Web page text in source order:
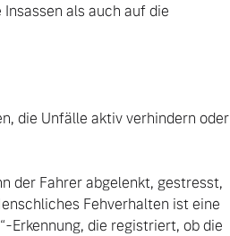
als auch auf die
die Unfälle aktiv verhindern oder
der Fahrer abgelenkt, gestresst,
Fehverhalten ist eine
Erkennung, die registriert, ob die